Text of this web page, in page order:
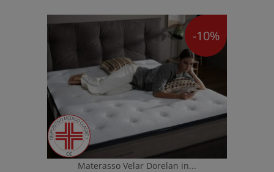
-10%
Materasso Velar Dorelan in...